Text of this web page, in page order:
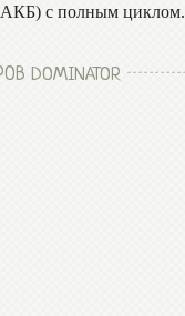
с полным циклом.
DOMINATOR